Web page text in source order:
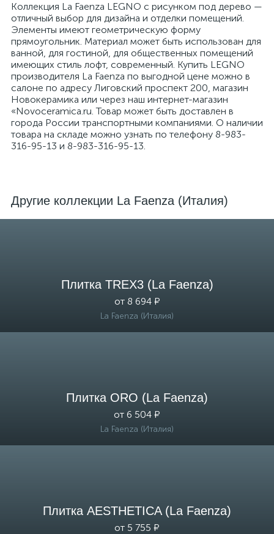
Коллекция La Faenza LEGNO с рисунком под дерево —
отличный выбор для дизайна и отделки помещений.
Элементы имеют геометрическую форму
прямоугольник. Материал может быть использован для
ванной, для гостиной, для общественных помещений
имеющих стиль лофт, современный. Купить LEGNO
производителя La Faenza по выгодной цене можно в
салоне по адресу Лиговский проспект 200, магазин
Новокерамика или через наш интернет-магазин
«Novoceramica.ru. Товар может быть доставлен в
города России транспортными компаниями. О наличии
товара на складе можно узнать по телефону 8-983-
316-95-13 и 8-983-316-95-13.
Другие коллекции La Faenza (Италия)
Плитка TREX3 (La Faenza)
от 8 694 ₽
La Faenza (Италия)
Плитка ORO (La Faenza)
от 6 504 ₽
La Faenza (Италия)
Плитка AESTHETICA (La Faenza)
от 5 755 ₽